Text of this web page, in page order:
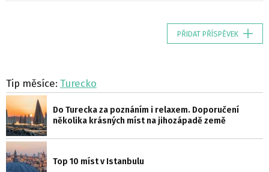
PŘIDAT PŘÍSPĚVEK
Tip měsíce: Turecko
Do Turecka za poznáním i relaxem. Doporučení
několika krásných míst na jihozápadě země
Top 10 míst v Istanbulu